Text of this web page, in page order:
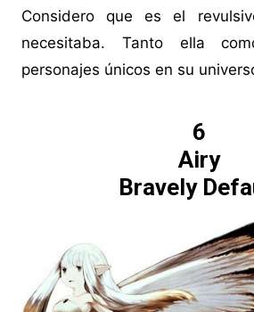
Considero que es el
necesitaba. Tanto ella
personajes únicos en su
6
Airy
Bravely